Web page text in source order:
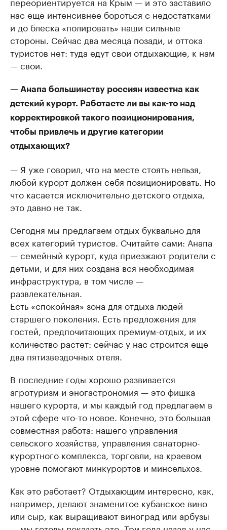
нас еще интенсивнее бороться с недостатками
и до блеска «полировать» наши сильные
стороны. Сейчас два месяца позади, и оттока
туристов нет: туда едут свои отдыхающие, к нам
— свои.
— Анапа большинству россиян известна как
детский курорт. Работаете ли вы как-то над
корректировкой такого позиционирования,
чтобы привлечь и другие категории
отдыхающих?
— Я уже говорил, что на месте стоять нельзя,
любой курорт должен себя позиционировать. Но
что касается исключительно детского отдыха,
это давно не так.
Сегодня мы предлагаем отдых буквально для
всех категорий туристов. Считайте сами: Анапа
— семейный курорт, куда приезжают родители с
детьми, и для них создана вся необходимая
инфраструктура, в том числе —
развлекательная.
Есть «спокойная» зона для отдыха людей
старшего поколения. Есть предложения для
гостей, предпочитающих премиум-отдых, и их
количество растет: сейчас у нас строится еще
два пятизвездочных отеля.
В последние годы хорошо развивается
агротуризм и эногастрономия — это фишка
нашего курорта, и мы каждый год предлагаем в
этой сфере что-то новое. Конечно, это большая
совместная работа: нашего управления
сельского хозяйства, управления санаторно-
курортного комплекса, торговли, на краевом
уровне помогают минкурортов и минсельхоз.
Как это работает? Отдыхающим интересно, как,
например, делают знаменитое кубанское вино
или сыр, как выращивают виноград или арбузы